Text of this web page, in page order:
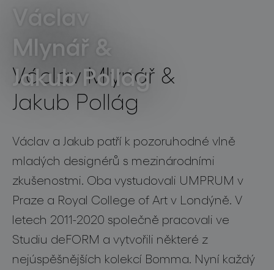
projekty
projekty
o značce
pro profesionály
store locator
Václav
Mlynář &
Jakub Pollág
Václav Mlynář &
Jakub Pollág
Václav a Jakub patří k pozoruhodné vlně
mladých designérů s mezinárodními
zkušenostmi. Oba vystudovali UMPRUM v
Praze a Royal College of Art v Londýně. V
letech 2011-2020 společně pracovali ve
Studiu deFORM a vytvořili některé z
nejúspěšnějších kolekcí Bomma. Nyní každý